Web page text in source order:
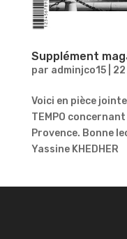
Supplément
par adminjco15|
Voici en pièce
TEMPO
Provence. Bonne
Yassine KHEDHER